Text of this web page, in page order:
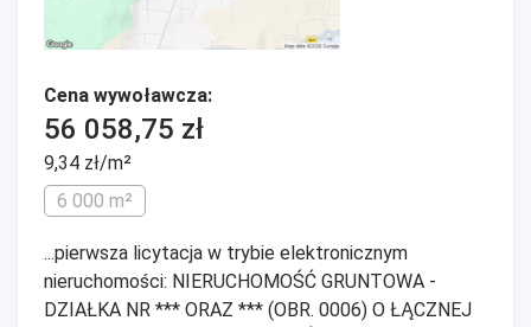
Cena wywoławcza:
56 058,75 zł
9,34 zł/m²
6 000 m²
...pierwsza licytacja w trybie elektronicznym
nieruchomości: NIERUCHOMOŚĆ GRUNTOWA -
DZIAŁKA NR *** ORAZ *** (OBR. 0006) O ŁĄCZNEJ